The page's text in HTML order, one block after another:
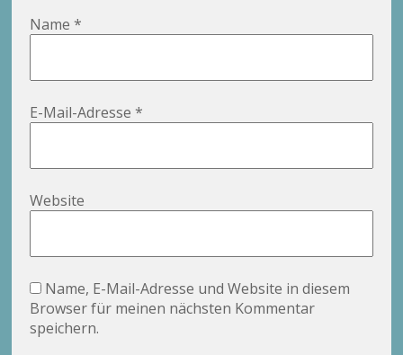
Name*
E-Mail-Adresse*
Website
Name, E-Mail-Adresse und Website in diesem
Browser für meinen nächsten Kommentar
speichern.